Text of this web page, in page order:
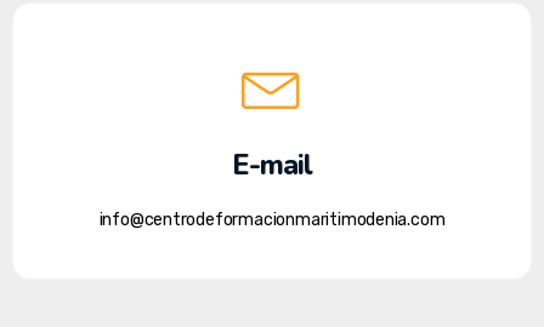
E-mail
info@centrodeformacionmaritimodenia.com